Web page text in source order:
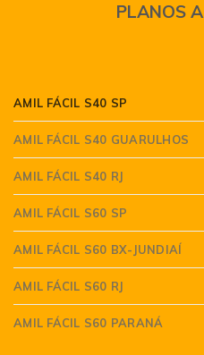
PLANOS
AMIL FÁCIL S40 SP
AMIL FÁCIL S40 GUARULHOS
AMIL FÁCIL S40 RJ
AMIL FÁCIL S60 SP
AMIL FÁCIL S60 BX-JUNDIAÍ
AMIL FÁCIL S60 RJ
AMIL FÁCIL S60 PARANÁ